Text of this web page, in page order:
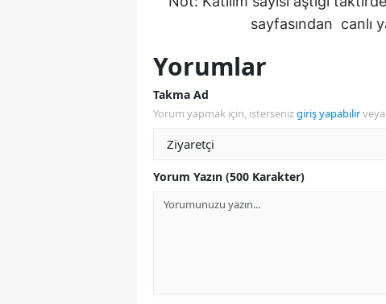
sayfasından canlı
Yorumlar
Takma Ad
Yorum yapmak için, istersenizgiriş yapabilirveya
Yorum Yazın (500 Karakter)